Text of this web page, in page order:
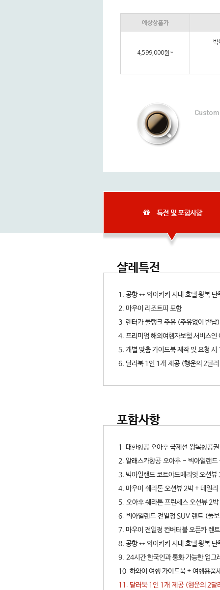
예상상품가
4,599,000원~
특전 및 포함사항
샬레특전
1. 공항 ↔ 와이키키 시내 호텔 왕복
2. 마우이 리조트피 포함
3. 렌터카 풀탱크 주유 (주유없이 반
4. 프리미엄 해외여행자보험 서비스
5. 개별 맞춤 가이드북 제작 및 요청
6. 달러북 1인 1개 제공 (행운의 2달
포함사항
1. 대한항공 오아후 국제선 왕복항공권
2. 알래스카항공 오아후 - 빅아일랜
3. 빅아일랜드 코트야드메리엇 오션뷰
4. 마우이 쉐라톤 오션뷰 2박 + 데일
5. 오아후 쉐라톤 프린세스 오션뷰 2
6. 빅아일랜드 전일정 SUV 렌트 (풀
7. 마우이 전일정 컨버터블 오픈카 렌
8. 공항 ↔ 와이키키 시내 호텔 왕복 단
9. 24시간 한국인과 통화 가능한 업
10. 하와이 여행 가이드북 + 여행용품
11. 달러북 1인 1개 제공 (행운의 2